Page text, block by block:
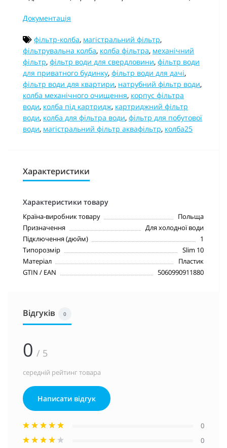
Документація
фільтр-колба, магістральний фільтр,
фільтрувальна колба, колба фільтра, механічний
фільтр, фільтр води для свердловини, фільтр води
для приватного будинку, фільтр води для дачі,
фільтр води для квартири, натрубний фільтр води,
колба механічного очищення, корпус фільтра
води, колба під картридж, картриджний фільтр
води, колба для фільтра води, фільтр для побутової
води, магістральний фільтр аквафільтр, колба25
Характеристики
Характеристики товару
Країна-виробник товару
Польща
Призначення
Для холодної води
Підключення (дюйм)
1
Типорозмір
Slim 10
Матеріал
Пластик
GTIN / EAN
5060990911880
Відгуків 0
0 / 5
середній рейтинг товара
Написати відгук
0
0